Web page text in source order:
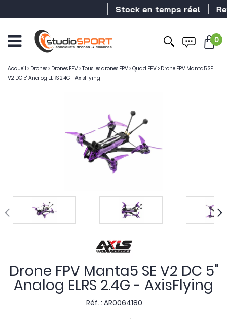
Stock en temps réel
menu
0
Accueil > Drones> Drones FPV>Tous les drones FPV>Quad FPV> Drone FPV Manta5 SE
V2 DC 5" Analog ELRS 2.4G - AxisFlying
Drone FPV Manta5 SE V2 DC 5"
Analog ELRS 2.4G - AxisFlying
Réf. : AR0064180